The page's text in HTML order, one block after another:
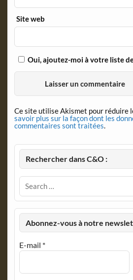
Site web
Oui, ajoutez-moi à votre liste
Ce site utilise Akismet pour réduire
savoir plus sur la façon dont les
commentaires sont traitées.
Rechercher dans C&O :
Abonnez-vous à notre
E-mail *